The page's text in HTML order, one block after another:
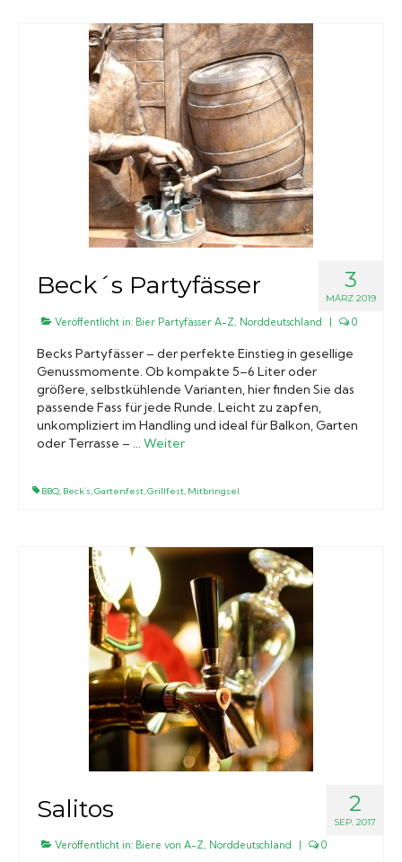
3
MÄRZ 2019
Beck´s Partyfässer
Veröffentlicht in: Bier Partyfässer A-Z, Norddeutschland | 0
Becks Partyfässer – der perfekte Einstieg in gesellige
Genussmomente. Ob kompakte 5–6 Liter oder
größere, selbstkühlende Varianten, hier finden Sie das
passende Fass für jede Runde. Leicht zu zapfen,
unkompliziert im Handling und ideal für Balkon, Garten
oder Terrasse – … Weiter
BBQ, Beck´s,Gartenfest,Grillfest, Mitbringsel
2
SEP. 2017
Salitos
Veröffentlicht in: Biere von A-Z, Norddeutschland 0